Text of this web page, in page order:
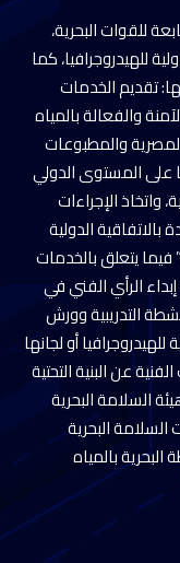
للقوات البحرية،
للهيدروجرافيا، كما
تقديم الخدمات
والفعالة بالمياه
المصرية والمطبوعات
على المستوى الدولي
واتخاذ الإجراءات
الدولية
لعام 1974 “سولاس” فيما يتعلق بالخدمات
الرأي الفني في
التدريبية وورش
أو لجانها
عن البنية التحتية
السلامة البحرية
البحرية
بالمياه